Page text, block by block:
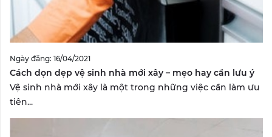
Ngày đăng: 16/04/2021
Cách dọn dẹp vệ sinh nhà mới xây – mẹo hay cần lưu ý
Vệ sinh nhà mới xây là một trong những việc cần làm ưu
tiên...